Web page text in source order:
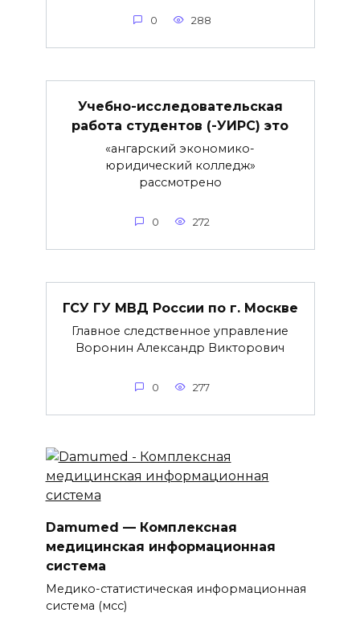
0 288
Учебно-исследовательская
работа студентов (-УИРС) это
«ангарский экономико-
юридический колледж»
рассмотрено
0 272
ГСУ ГУ МВД России по г. Москве
Главное следственное управление
Воронин Александр Викторович
0 277
Damumed — Комплексная
медицинская информационная
система
Медико-статистическая информационная
система (мсс)